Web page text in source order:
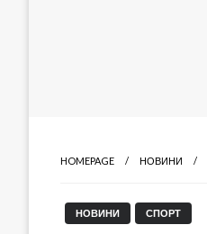
HOMEPAGE НОВИНИ
НОВИНИ СПОРТ